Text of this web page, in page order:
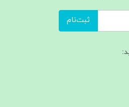
ثبت‌نام